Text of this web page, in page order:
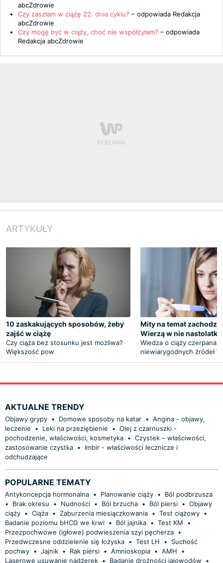
abcZdrowie
Czy zaszłam w ciążę 22. dnia cyklu? – odpowiada Redakcja
abcZdrowie
Czy mogę być w ciąży, choć nie współżyłam? – odpowiada
Redakcja abcZdrowie
ARTYKUŁY
10 zaskakujących sposobów, żeby
zajść w ciążę
Czy ciąża bez stosunku jest możliwa?
Większość pow
Mity na temat
Wierzą w nie nastolatki
Wiedza o ciąży czerpana z
niewiarygodnych źródeł W
AKTUALNE TRENDY
Objawy grypy • Domowe sposoby na katar • Angina - objawy,
leczenie
• Leki na przeziębienie • Olej z czarnuszki -
pochodzenie, właściwości, kosmetyka • Czystek – właściwości,
zastosowanie czystka •
Imbir - właściwości lecznicze i
odchudzające
POPULARNE TEMATY
Antykoncepcja hormonalna • Planowanie ciąży •
Ból podbrzusza
•
Brak okresu • Nudności • Ból brzucha • Ból piersi • Objawy
ciąży • Ciąża • Zaburzenia miesiączkowania • Test ciążowy •
Badanie poziomu bHCG we krwi • Ból jajnika • Test KM
•
Przezpochwowe (igłowe) podwieszenia szyi pęcherza •
Przedwczesne oddzielenie się łożyska • Test LH •
Suchość
pochwy • Jajnik • Rak piersi • Amnioskopia • AMH
•
Laserowe usuwanie nadżerek • Badanie drożności jajowodów
•